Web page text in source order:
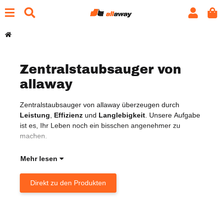
Zentralstaubsauger von
allaway
Zentralstaubsauger von allaway überzeugen durch
Leistung
Effizienz und Langlebigkeit . Unsere Aufgabe
ist es, Ihr Leben noch ein bisschen angenehmer zu
machen.
Mehr lesen
Direkt zu den Produkten